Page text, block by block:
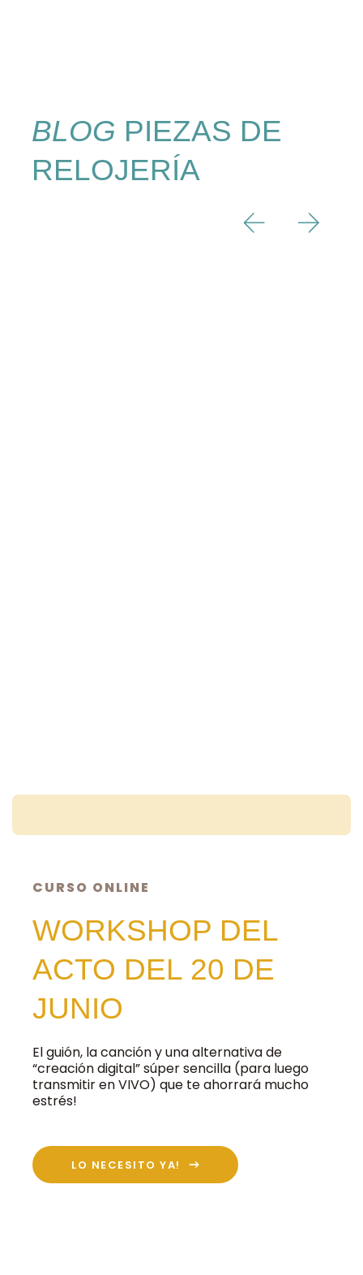
BLOG PIEZAS DE
RELOJERÍA
CURSO ONLINE
WORKSHOP DEL
ACTO DEL 20 DE
JUNIO
El guión, la canción y una alternativa de
“creación digital” súper sencilla (para luego
transmitir en VIVO) que te ahorrará mucho
estrés!
LO NECESITO YA!